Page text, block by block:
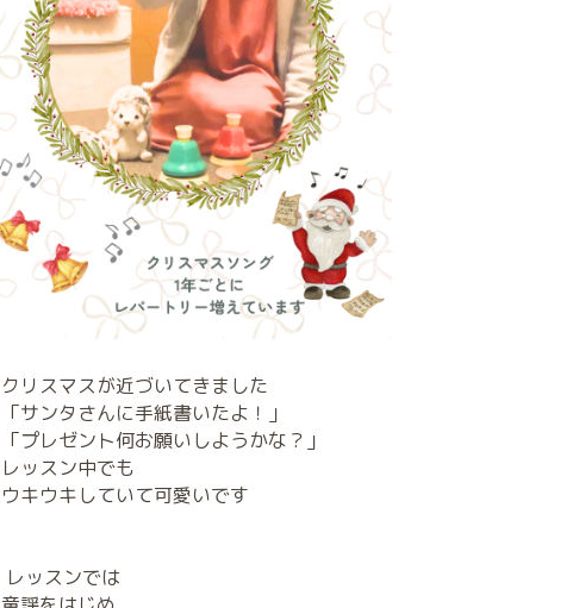
クリスマスが近づいてきました
「サンタさんに手紙書いたよ！」
「プレゼント何お願いしようかな？」
レッスン中でも
ウキウキしていて可愛いです
レッスンでは